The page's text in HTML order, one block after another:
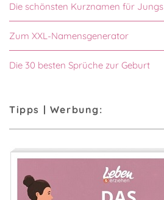
Die schönsten Kurznamen für Jungs
Zum XXL-Namensgenerator
Die 30 besten Sprüche zur Geburt
Tipps | Werbung: